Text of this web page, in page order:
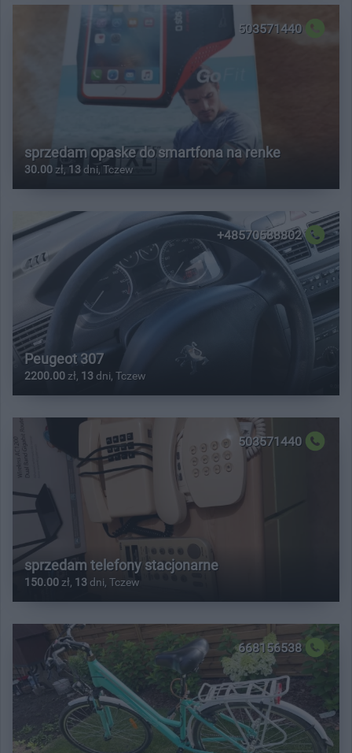
503571440
sprzedam opaske do smartfona na renke
30.00 zł, 13 dni, Tczew
+48570588802
Peugeot 307
2200.00 zł, 13 dni, Tczew
503571440
sprzedam telefony stacjonarne
150.00 zł, 13 dni, Tczew
668156538